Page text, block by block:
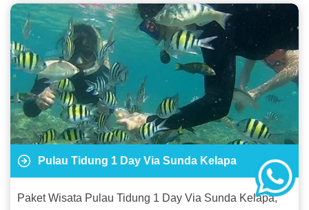
Pulau Tidung 1 Day Via Sunda Kelapa
Paket Wisata Pulau Tidung 1 Day Via Sunda Kelapa,